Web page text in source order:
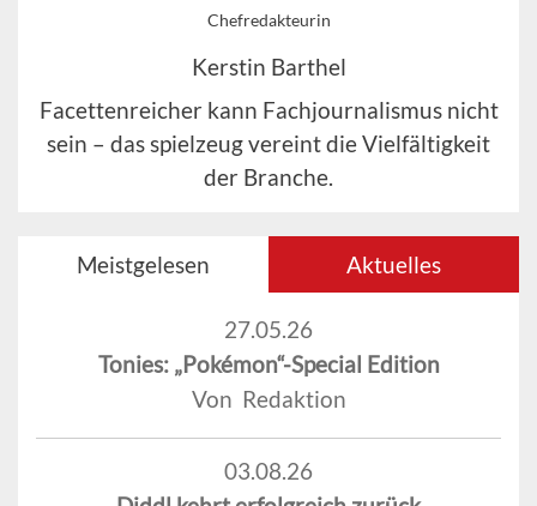
Chefredakteurin
Kerstin Barthel
Facettenreicher kann Fachjournalismus nicht
sein – das spielzeug vereint die Vielfältigkeit
der Branche.
Meistgelesen Aktuelles
27.05.26
Tonies: „Pokémon“-Special Edition
Von Redaktion
03.08.26